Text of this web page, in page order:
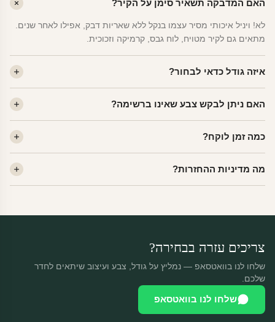
האם המדבקה תשאיר סימן על הקיר?
לא! ויניל איכותי מסיר עצמו בנקל ללא שאריות דבק, אפילו לאחר שנים.
מתאים גם לקיר מטויח, לוח גבס, קרמיקה וזכוכית.
איזה גודל כדאי לבחור?
שינה של מבוגרים — L. לפינה קטנה — S.
האם ניתן לבקש צבע שאינו ברשימה?
הצבעים זמינים ללא תוספת מחיר.
כמה זמן לוקח?
14:00 — יצאו באותו יום.
מה מדיניות ההחזרות?
צריכים עזרה בבחירה?
שלחו לנו בוואטסאפ — נמליץ על גודל, צבע ועיצוב שיתאים לחדר
שלכם.
שלחו לנו בוואטסאפ